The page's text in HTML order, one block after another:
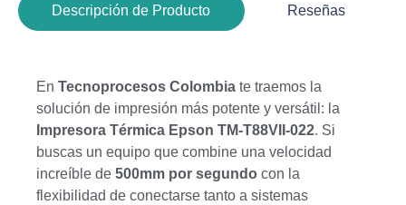
Descripción de Producto Reseñas
En Tecnoprocesos Colombia te traemos la
solución de impresión más potente y versátil: la
Impresora Térmica Epson TM-T88VII-022. Si
buscas un equipo que combine una velocidad
increíble de 500mm por segundo con la
flexibilidad de conectarse tanto a sistemas